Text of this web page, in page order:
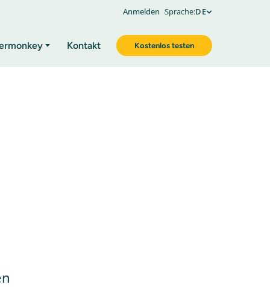
Anmelden Sprache:DE
Kontakt Kostenlos testen